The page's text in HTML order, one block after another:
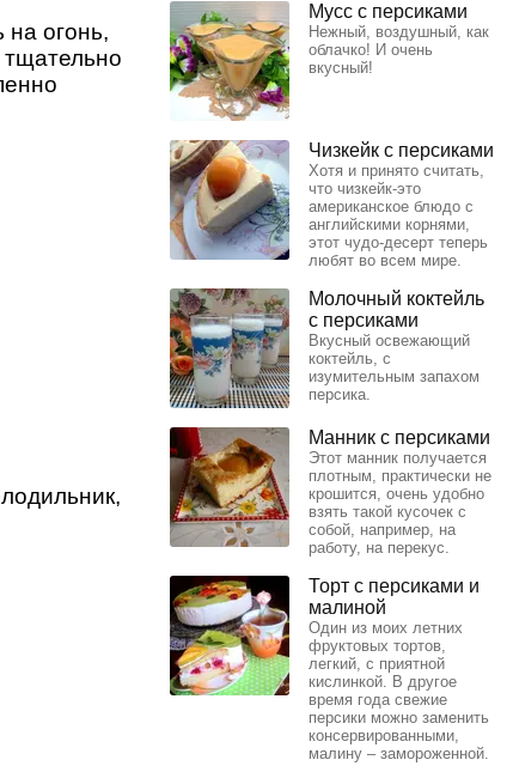
на огонь,
тщательно
Мусс с персиками
Нежный, воздушный, как
облачко! И очень
вкусный!
Чизкейк с персиками
Хотя и принято считать,
что чизкейк-это
американское блюдо с
английскими корнями,
этот чудо-десерт теперь
любят во всем мире.
Молочный коктейль
с персиками
Вкусный освежающий
коктейль, с
изумительным запахом
персика.
Манник с персиками
Этот манник получается
плотным, практически не
крошится, очень удобно
взять такой кусочек с
собой, например, на
работу, на перекус.
Торт с персиками и
малиной
Один из моих летних
фруктовых тортов,
легкий, с приятной
кислинкой. В другое
время года свежие
персики можно заменить
консервированными,
малину – замороженной.